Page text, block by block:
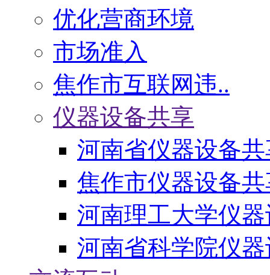
优化营商环境
市场准入
焦作市互联网违..
仪器设备共享
河南省仪器设备
焦作市仪器设备
河南理工大学仪
河南省科学院仪